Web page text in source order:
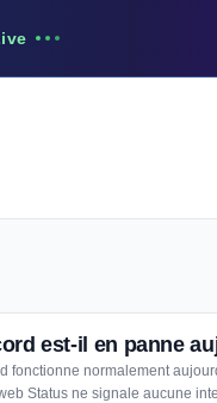
est-il en panne
fonctionne normalement
Status ne signale aucune